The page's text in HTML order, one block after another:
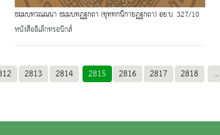
ธมฺมบทวณฺณนา ธมฺมบทฏฺฐกถา (ขุทฺทกนิกายฏฺฐกถา) อย.บ. 327/10
หนังสืออิเล็กทรอนิกส์
2813 2814 2815 2816 2817 2818 ...